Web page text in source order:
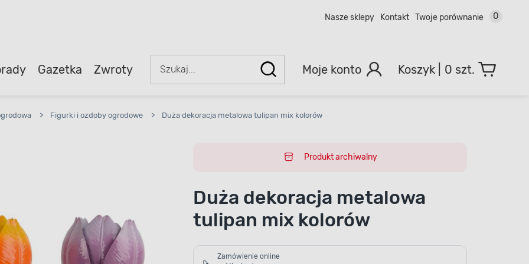
Nasze sklepy Kontakt Twoje porównanie 0
Gazetka Zwroty Moje konto 0 szt.
> Figurki i ozdoby ogrodowe > Duża dekoracja metalowa tulipan mix kolorów
Produkt archiwalny
Duża dekoracja metalowa
tulipan mix kolorów
Zamówienie online